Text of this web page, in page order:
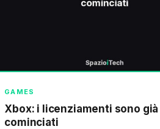
GAMES
Xbox: i licenziamenti sono già
cominciati